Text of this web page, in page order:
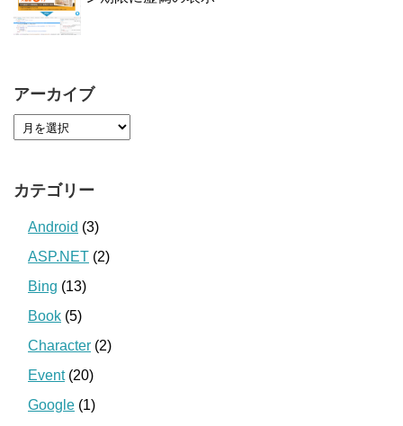
アーカイブ
カテゴリー
Android (3)
ASP.NET (2)
Bing (13)
Book (5)
Character (2)
Event(20)
Google (1)